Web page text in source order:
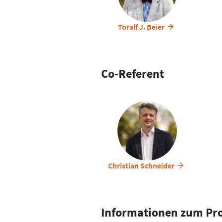
Toralf J. Beier
Co-Referent
Christian Schneider
Informationen zum